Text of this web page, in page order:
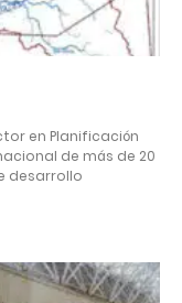
en Planificación
de más de 20
desarrollo